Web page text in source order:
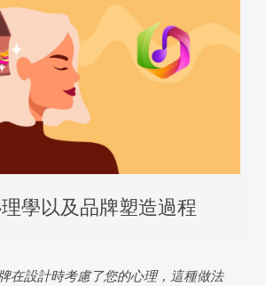
學以及品牌塑造過程
在設計時考慮了您的心理，這種做法